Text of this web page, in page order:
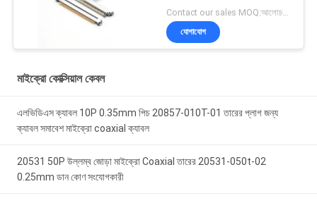
যোগাযোগ
মাইক্রো কোক্সিয়াল কেবল
এলভিডিএস ক্যাবল 10P 0.35mm পিচ 20857-010T-01 তারের প্লাগ জন্য
ক্যাবল সমাবেশ মাইক্রো coaxial ক্যাবল
20531 50P উল্লম্ব জোড়া মাইক্রো Coaxial তারের 20531-050t-02
0.25mm ডান কোণ সংযোগকারী